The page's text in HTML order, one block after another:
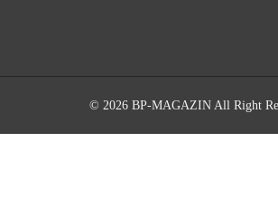
© 2026 BP-MAGAZIN All Right